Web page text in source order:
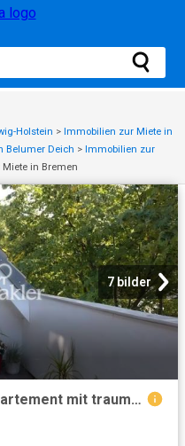
Holstein > Immobilien zur Miete in
Belumer Deich > Immobilien zur
in Bremen
7 bilder
Gemütliches möbliertes Appartement mit traumhafter Loggia